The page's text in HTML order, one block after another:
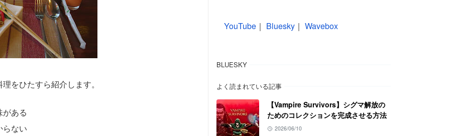
をひたすら紹介します。
ある
らない
YouTube ｜ Bluesky ｜ Wavebox
BLUESKY
よく読まれている記事
【Vampire Survivors】シグマ解放の
ためのコレクションを完成させる方法
2026/06/10